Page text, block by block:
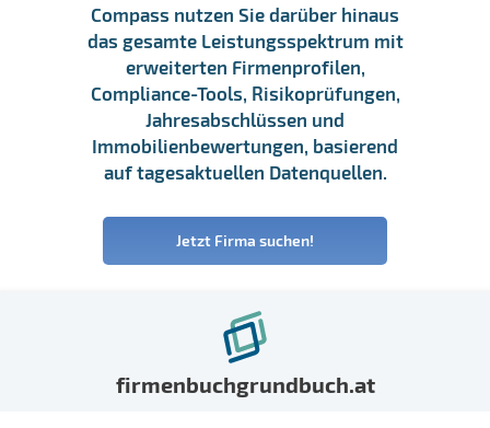
Compass nutzen Sie darüber hinaus
das gesamte Leistungsspektrum mit
erweiterten Firmenprofilen,
Compliance-Tools, Risikoprüfungen,
Jahresabschlüssen und
Immobilienbewertungen, basierend
auf tagesaktuellen Datenquellen.
Jetzt Firma suchen!
firmenbuchgrundbuch.at